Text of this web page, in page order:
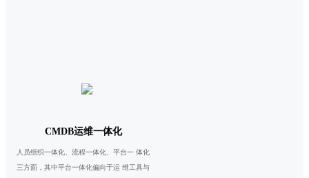
CMDB运维一体化
人员组织一体化、流程一体化、平台一 体化
三方面，其中平台一体化偏向于运 维工具与